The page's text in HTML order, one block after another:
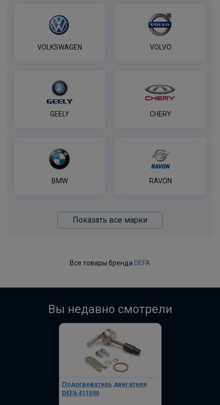
VOLKSWAGEN VOLVO
GEELY CHERY
BMW RAVON
Показать все марки
Все товары бренда DEFA
Вы недавно смотрели
Подогреватель двигателя
DEFA 411590